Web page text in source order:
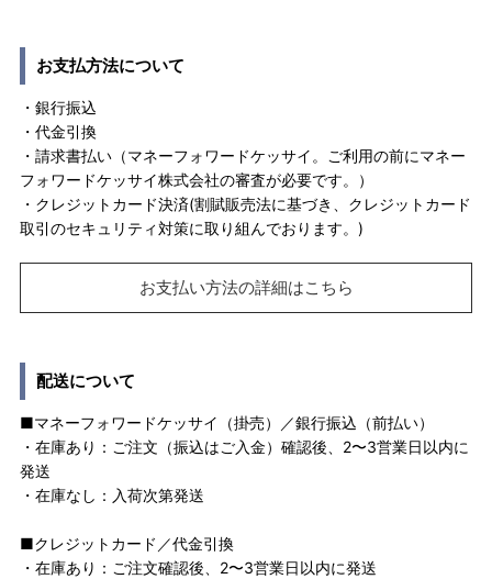
お支払方法について
・銀行振込
・代金引換
・請求書払い（マネーフォワードケッサイ。ご利用の前にマネー
フォワードケッサイ株式会社の審査が必要です。）
・クレジットカード決済(割賦販売法に基づき、クレジットカード
取引のセキュリティ対策に取り組んでおります。)
お支払い方法の詳細はこちら
配送について
■マネーフォワードケッサイ（掛売）／銀行振込（前払い）
・在庫あり：ご注文（振込はご入金）確認後、2〜3営業日以内に
発送
・在庫なし：入荷次第発送
■クレジットカード／代金引換
・在庫あり：ご注文確認後、2〜3営業日以内に発送